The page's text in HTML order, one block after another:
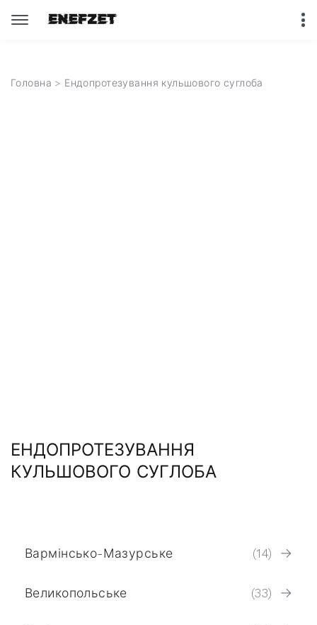
Головна > Ендопротезування кульшового суглоба
ЕНДОПРОТЕЗУВАННЯ
КУЛЬШОВОГО СУГЛОБА
Вармінсько-Мазурське (14)
Великопольське (33)